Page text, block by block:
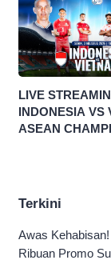
LIVE
INDONESIA VS
ASEAN
Terkini
Awas
Ribuan Promo